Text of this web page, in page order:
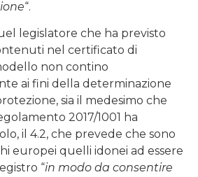
“.
legislatore che ha previsto
nel certificato di
non contino
ai fini della determinazione
sia il medesimo che
2017/1001 ha
il 4.2, che prevede che sono
europei quelli idonei ad essere
“in modo da consentire